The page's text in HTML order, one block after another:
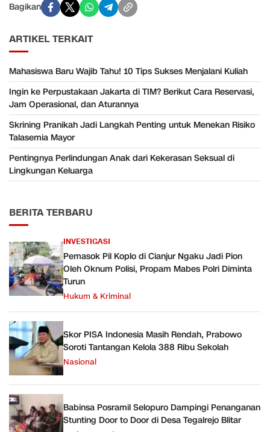
Bagikan
ARTIKEL TERKAIT
Mahasiswa Baru Wajib Tahu! 10 Tips Sukses Menjalani Kuliah
Ingin ke Perpustakaan Jakarta di TIM? Berikut Cara Reservasi,
Jam Operasional, dan Aturannya
Skrining Pranikah Jadi Langkah Penting untuk Menekan Risiko
Talasemia Mayor
Pentingnya Perlindungan Anak dari Kekerasan Seksual di
Lingkungan Keluarga
BERITA TERBARU
INVESTIGASI
Pemasok Pil Koplo di Cianjur Ngaku Jadi Pion
Oleh Oknum Polisi, Propam Mabes Polri Diminta
Turun
Hukum & Kriminal
Skor PISA Indonesia Masih Rendah, Prabowo
Soroti Tantangan Kelola 388 Ribu Sekolah
Nasional
Babinsa Posramil Selopuro Dampingi Penanganan
Stunting Door to Door di Desa Tegalrejo Blitar